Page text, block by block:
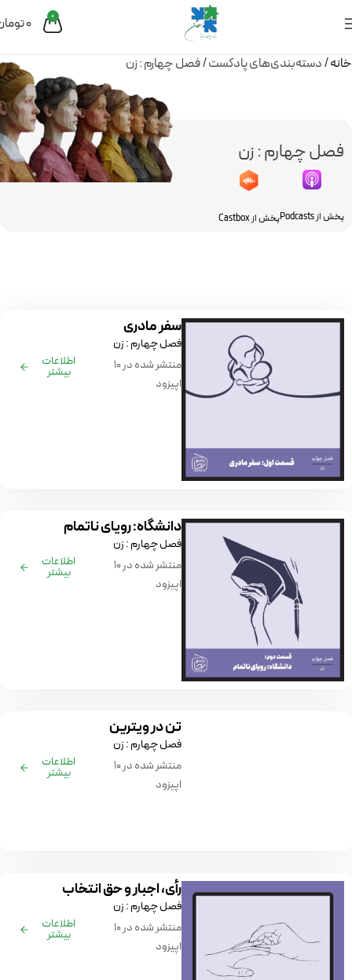
0
0
خانه دسته‌بندی‌های پادکست فصل چهارم : زن
فصل چهارم : زن
پخش از Podcasts پخش از Castbox
سفر مادری
فصل چهارم : زن
منتشر شده در ۱۰
اپیزود
اطلاعات
بیشتر
دانشگاه: رویای ناتمام
فصل چهارم : زن
منتشر شده در ۱۰
اپیزود
اطلاعات
بیشتر
تن در ویترین
فصل چهارم : زن
منتشر شده در ۱۰
اپیزود
اطلاعات
بیشتر
رأی، اجبار و حق انتخاب
فصل چهارم : زن
منتشر شده در ۱۰
اپیزود
اطلاعات
بیشتر